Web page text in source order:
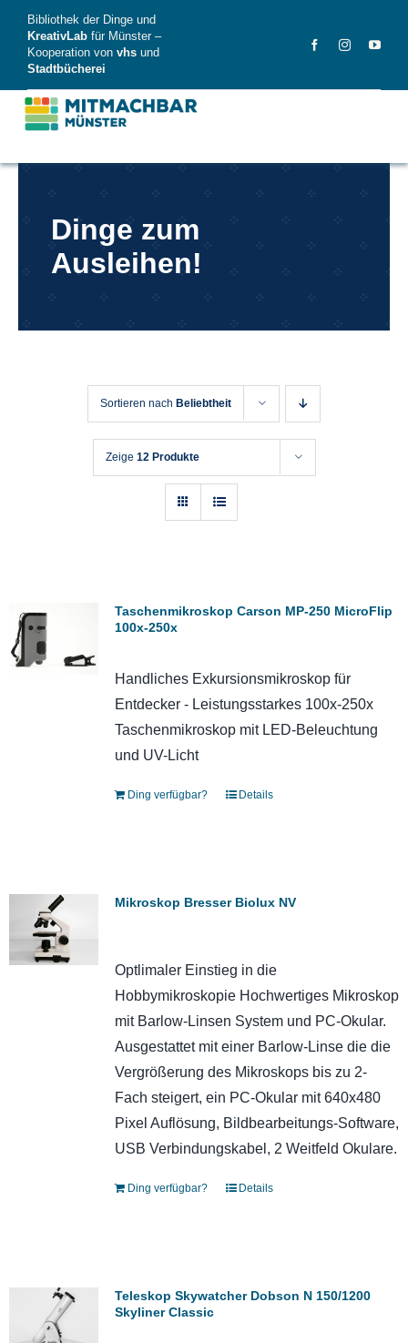
content
Bibliothek der Dinge und
KreativLab für Münster –
Kooperation von vhs und
Stadtbücherei
DingeDinge zum
Ausleihen!
Sortieren nach Beliebtheit
Zeige 12 Produkte
Taschenmikroskop Carson MP-250 MicroFlip
100x-250x
Handliches Exkursionsmikroskop für
Entdecker - Leistungsstarkes 100x-250x
Taschenmikroskop mit LED-Beleuchtung
und UV-Licht
Ding verfügbar? Details
Mikroskop Bresser Biolux NV
Optlimaler Einstieg in die
Hobbymikroskopie Hochwertiges Mikroskop
mit Barlow-Linsen System und PC-Okular.
Ausgestattet mit einer Barlow-Linse die die
Vergrößerung des Mikroskops bis zu 2-
Fach steigert, ein PC-Okular mit 640x480
Pixel Auflösung, Bildbearbeitungs-Software,
USB Verbindungskabel, 2 Weitfeld Okulare.
Ding verfügbar? Details
Teleskop Skywatcher Dobson N 150/1200
Skyliner Classic